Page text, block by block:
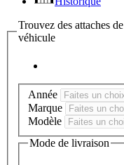
Trouvez des attaches
véhicule
Année
Marque
Modèle
Mode de livraison